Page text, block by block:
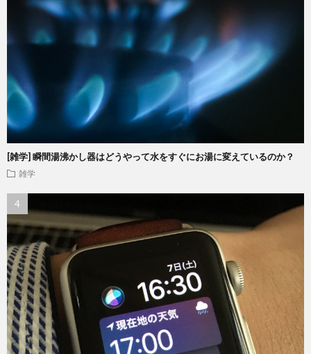
[雑学] 瞬間湯沸かし器はどうやって水をすぐにお湯に変えているのか？
雑学